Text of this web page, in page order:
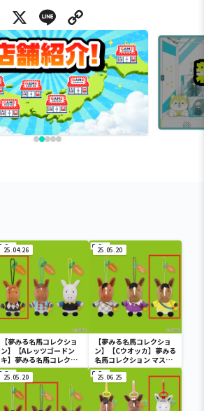
X Line
25.04.26
【夢みる名馬コレクショ
ン】【Aレッツゴードン
キ】夢みる名馬コレクシ
ョン マスコット①
25.05.20
【夢みる名馬コレクショ
ン】【Cウオッカ】夢みる
名馬コレクション マスコ
ット②
25.05.20 25.06.25